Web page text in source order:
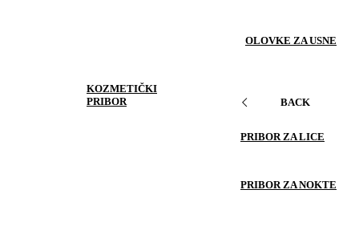
OLOVKE ZA USNE
KOZMETIČKI
PRIBOR
BACK
PRIBOR ZA LICE
PRIBOR ZA NOKTE